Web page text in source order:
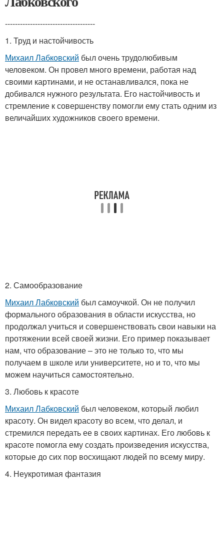
------------------------------------
1. Труд и настойчивость
Михаил Лабковский был очень трудолюбивым
человеком. Он провел много времени, работая над
своими картинами, и не останавливался, пока не
добивался нужного результата. Его настойчивость и
стремление к совершенству помогли ему стать одним из
величайших художников своего времени.
2. Самообразование
Михаил Лабковский был самоучкой. Он не получил
формального образования в области искусства, но
продолжал учиться и совершенствовать свои навыки на
протяжении всей своей жизни. Его пример показывает
нам, что образование – это не только то, что мы
получаем в школе или университете, но и то, что мы
можем научиться самостоятельно.
3. Любовь к красоте
Михаил Лабковский был человеком, который любил
красоту. Он видел красоту во всем, что делал, и
стремился передать ее в своих картинах. Его любовь к
красоте помогла ему создать произведения искусства,
которые до сих пор восхищают людей по всему миру.
4. Неукротимая фантазия